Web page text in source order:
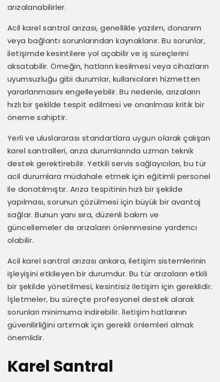
arızalanabilirler.
Acil karel santral arızası, genellikle yazılım, donanım
veya bağlantı sorunlarından kaynaklanır. Bu sorunlar,
iletişimde kesintilere yol açabilir ve iş süreçlerini
aksatabilir. Örneğin, hatların kesilmesi veya cihazların
uyumsuzluğu gibi durumlar, kullanıcıların hizmetten
yararlanmasını engelleyebilir. Bu nedenle, arızaların
hızlı bir şekilde tespit edilmesi ve onarılması kritik bir
öneme sahiptir.
Yerli ve uluslararası standartlara uygun olarak çalışan
karel santralleri, arıza durumlarında uzman teknik
destek gerektirebilir. Yetkili servis sağlayıcıları, bu tür
acil durumlara müdahale etmek için eğitimli personel
ile donatılmıştır. Arıza tespitinin hızlı bir şekilde
yapılması, sorunun çözülmesi için büyük bir avantaj
sağlar. Bunun yanı sıra, düzenli bakım ve
güncellemeler de arızaların önlenmesine yardımcı
olabilir.
Acil karel santral arızası ankara, iletişim sistemlerinin
işleyişini etkileyen bir durumdur. Bu tür arızaların etkili
bir şekilde yönetilmesi, kesintisiz iletişim için gereklidir.
İşletmeler, bu süreçte profesyonel destek alarak
sorunları minimuma indirebilir. İletişim hatlarının
güvenilirliğini artırmak için gerekli önlemleri almak
önemlidir.
Karel Santral